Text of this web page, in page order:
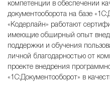
компетенции в обеспечении
документооборота на базе
«Кодерлайн» работают
имеющие обширный опыт
поддержки и обучения
личной благодарностью от
проекте внедрения
«1С:Документооборот» в